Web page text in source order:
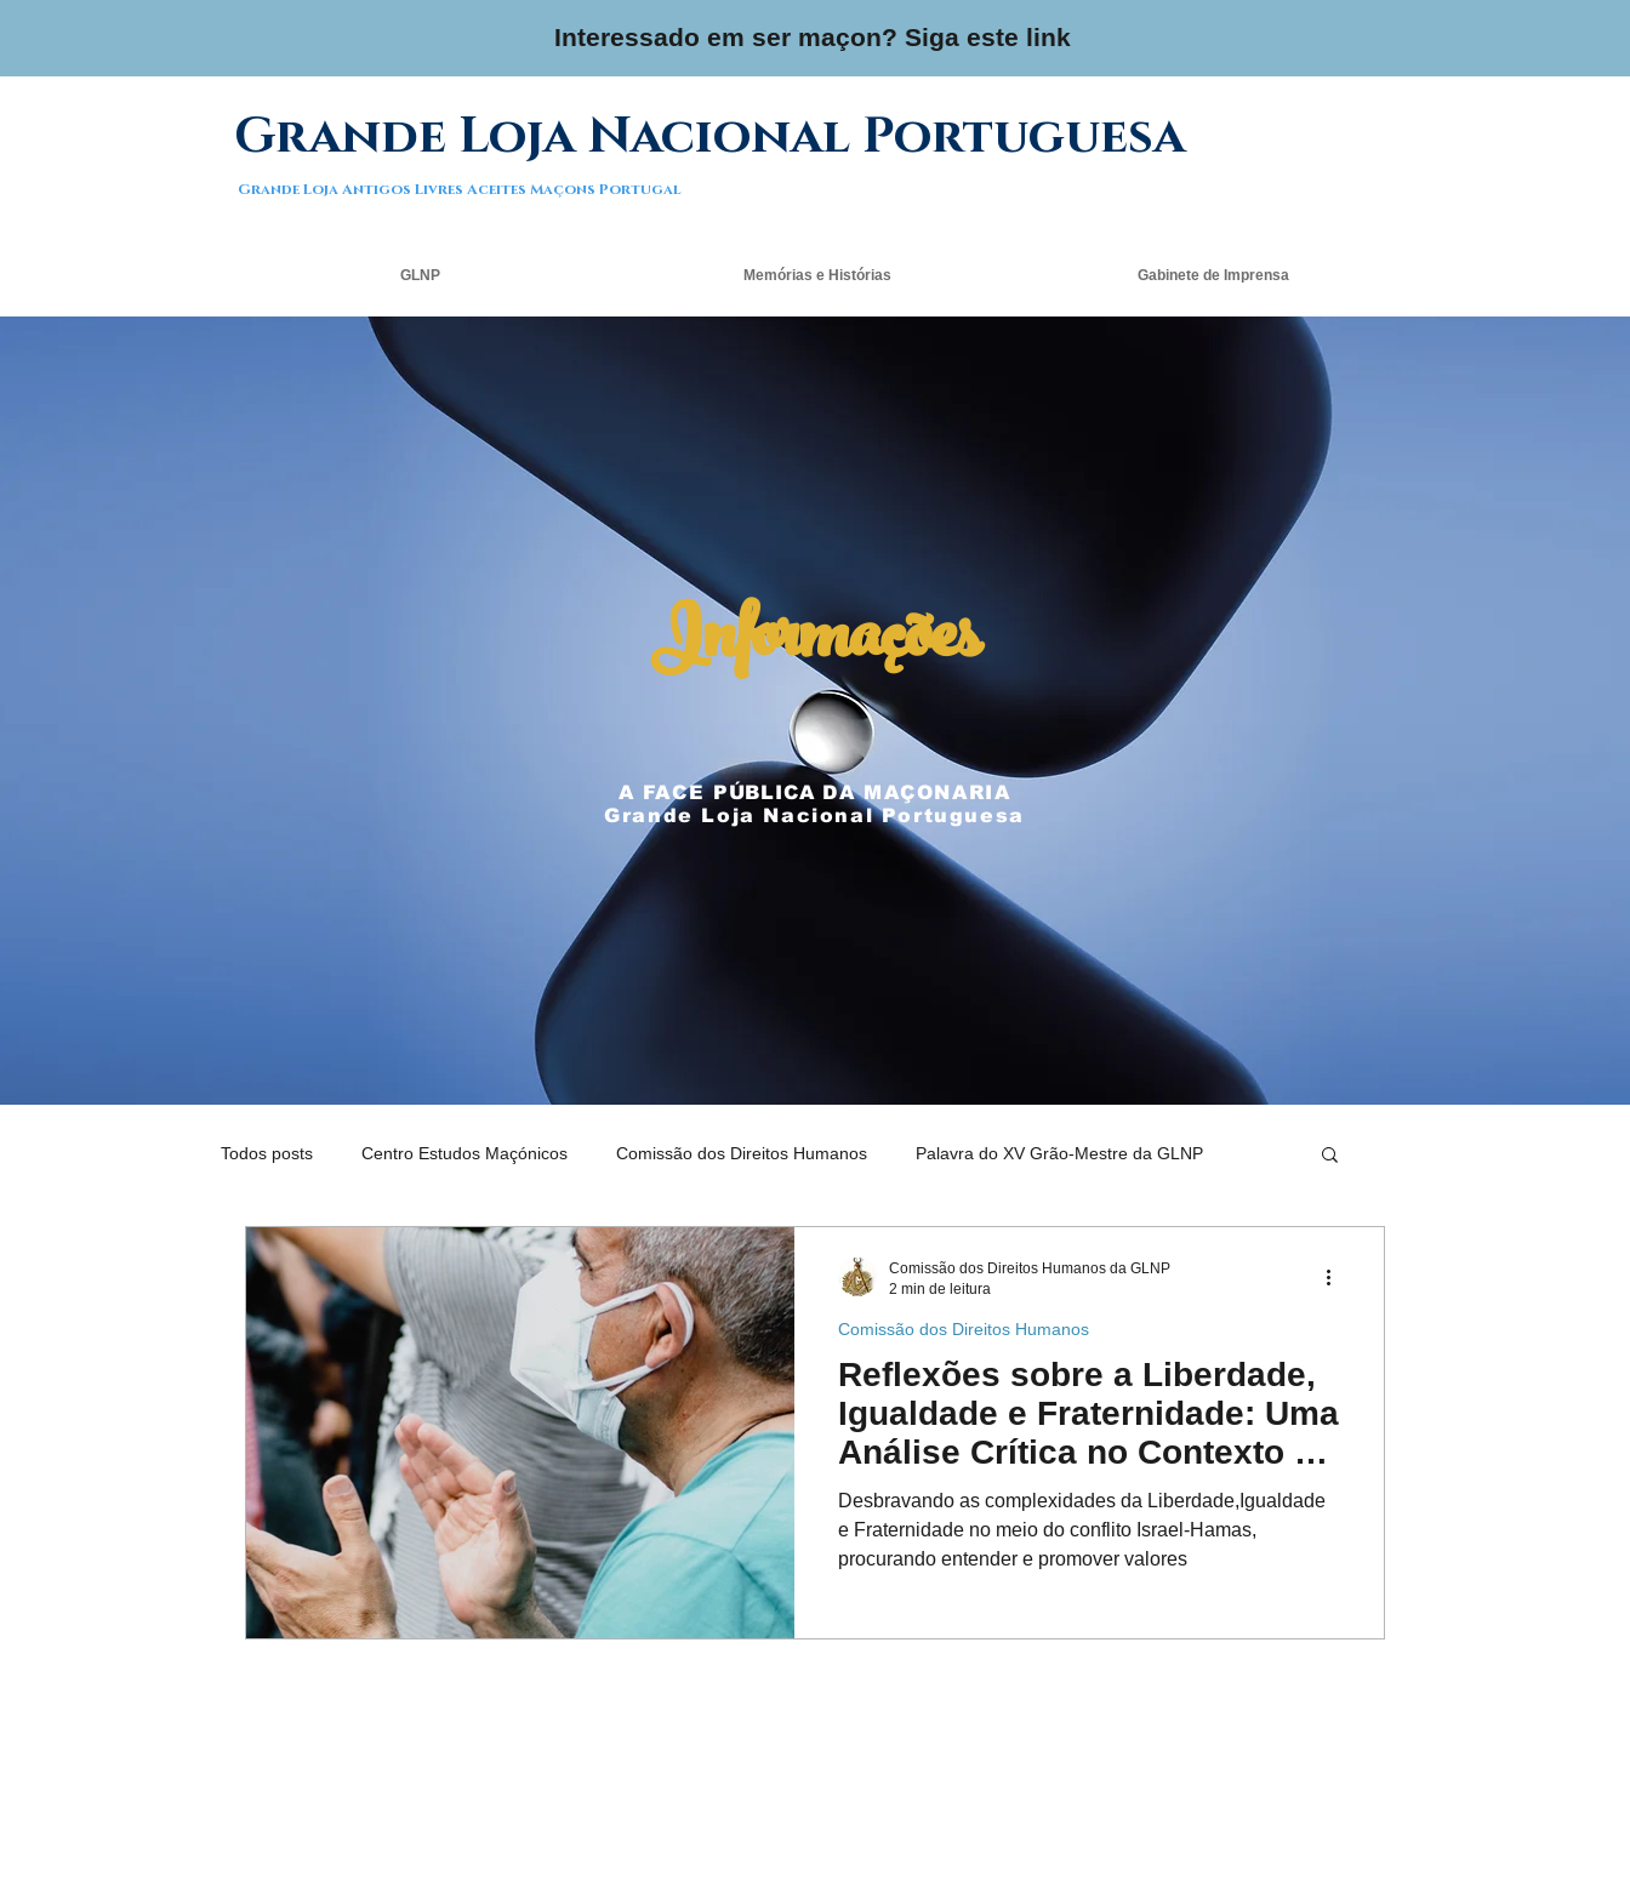
Interessado em ser maçon? Siga este link
Grande Loja Nacional Portuguesa
Grande Loja Antigos Livres Aceites Maçons Portugal
GLNP Memórias e Histórias Gabinete de Imprensa
Informações
A FACEPÚBLICA DA MAÇONARIA
Grande Loja Nacional Portuguesa
Todos posts Centro Estudos Maçónicos Comissão dos Direitos Humanos Palavra do XV Grão-Mestre da GLNP
Notícias Maçónicas Palavra do XVI Grão-Mestre
Reflexões sobre a Liberdade,
Igualdade e Fraternidade: Uma
Análise Crítica no Contexto do
Conflito Israel-Hamas
Desbravando as complexidades da Liberdade,Igualdade
e Fraternidade no meio do conflito Israel-Hamas,
procurando entender e promover valores
Comissão dos Direitos Humanos
Comissão dos Direitos Humanos da GLNP
2 min de leitura